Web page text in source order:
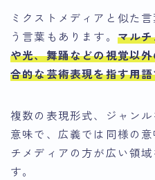
ミクストメディアと似た言
う言葉もあります。 マル
や光、舞踊などの視覚以
合的な芸術表現を指す用
複数の表現形式、ジャン
意味で、広義では同様の
チメディアの方が広い領
す。